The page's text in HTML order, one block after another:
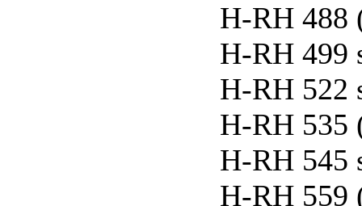
H-RH 488
H-RH 499
H-RH 522
H-RH 535
H-RH 545
H-RH 559